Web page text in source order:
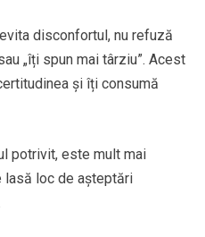
disconfortul, nu refuză
„îți spun mai târziu”. Acest
și îți consumă
potrivit, este mult mai
lasă loc de așteptări